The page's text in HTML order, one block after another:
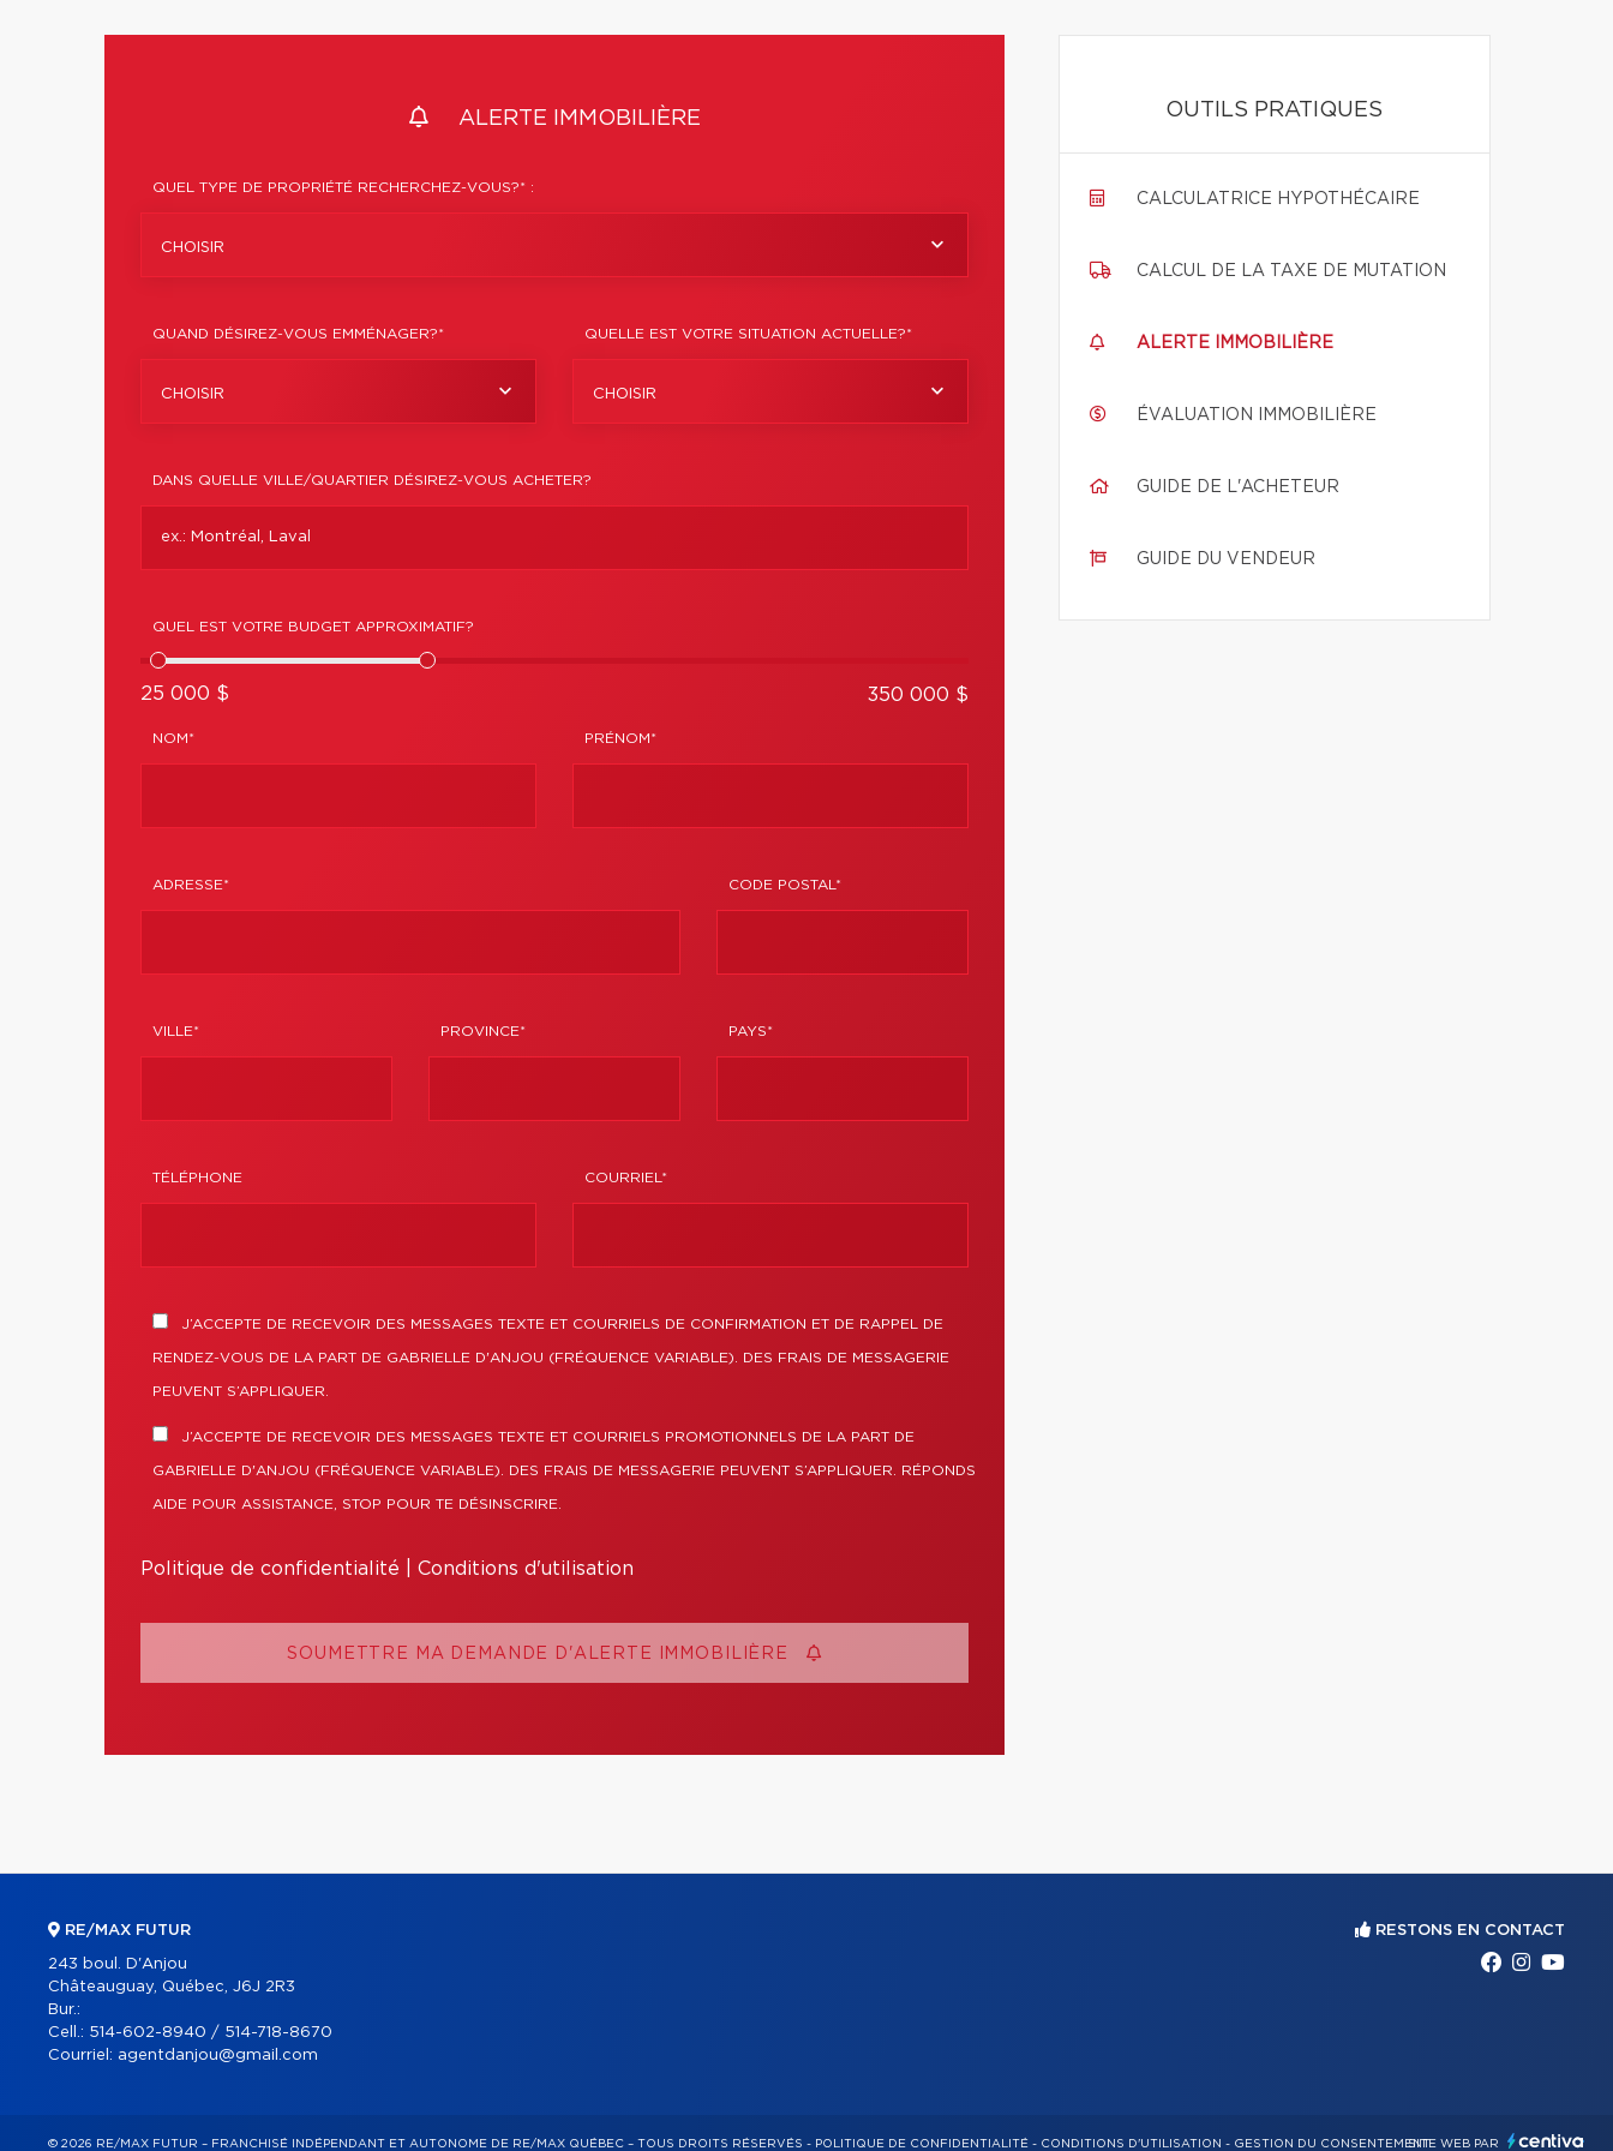
ALERTE IMMOBILIÈRE
QUEL TYPE DE PROPRIÉTÉ RECHERCHEZ-VOUS?* :
CHOISIR
QUAND DÉSIREZ-VOUS EMMÉNAGER?*
CHOISIR
QUELLE EST VOTRE SITUATION ACTUELLE?*
CHOISIR
DANS QUELLE VILLE/QUARTIER DÉSIREZ-VOUS ACHETER?
QUEL EST VOTRE BUDGET APPROXIMATIF?
25 000 $ 350 000 $
NOM* PRÉNOM*
ADRESSE* CODE POSTAL*
VILLE* PROVINCE* PAYS*
TÉLÉPHONE COURRIEL*
J’ACCEPTE DE RECEVOIR DES MESSAGES TEXTE ET COURRIELS DE CONFIRMATION ET DE RAPPEL DE
RENDEZ-VOUS DE LA PART DE GABRIELLE D'ANJOU (FRÉQUENCE VARIABLE). DES FRAIS DE MESSAGERIE
PEUVENT S’APPLIQUER.
J’ACCEPTE DE RECEVOIR DES MESSAGES TEXTE ET COURRIELS PROMOTIONNELS DE LA PART DE
GABRIELLE D'ANJOU (FRÉQUENCE VARIABLE). DES FRAIS DE MESSAGERIE PEUVENT S’APPLIQUER. RÉPONDS
AIDE POUR ASSISTANCE, STOP POUR TE DÉSINSCRIRE.
Politique de confidentialité Conditions d'utilisation
SOUMETTRE MA DEMANDE D'ALERTE IMMOBILIÈRE
OUTILS PRATIQUES
CALCULATRICE HYPOTHÉCAIRE
CALCUL DE LA TAXE DE MUTATION
ALERTE IMMOBILIÈRE
ÉVALUATION IMMOBILIÈRE
GUIDE DE L'ACHETEUR
GUIDE DU VENDEUR
RE/MAX FUTUR
243 boul. D'Anjou
Châteauguay, Québec, J6J 2R3
Bur.:
Cell.: 514-602-8940 / 514-718-8670
Courriel: agentdanjou@gmail.com
RESTONS EN CONTACT
© 2026 RE/MAX FUTUR – FRANCHISÉ INDÉPENDANT ET AUTONOME DE RE/MAX QUÉBEC – TOUS DROITS RÉSERVÉS - POLITIQUE DE CONFIDENTIALITÉ - CONDITIONS D'UTILISATION - GESTION DU CONSENTEMENTSITE WEB PAR